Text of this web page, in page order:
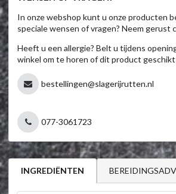
In onze webshop kunt u onze producten
speciale wensen of vragen? Neem gerust
Heeft u een allergie? Belt u tijdens
winkel om te horen of dit product geschikt
bestellingen@slagerijrutten.nl
077-3061723
INGREDIËNTEN